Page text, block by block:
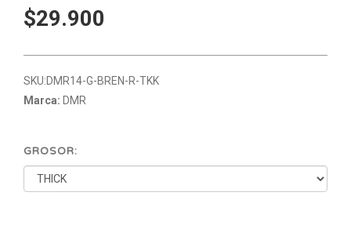
$29.900
SKU:DMR14-G-BREN-R-TKK
Marca: DMR
GROSOR: